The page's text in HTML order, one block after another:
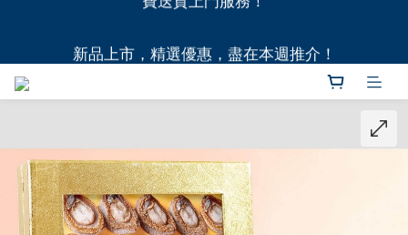
費送貨上門服務！
全港11間門市自取無門檻，買滿HK$1,000即享本地免